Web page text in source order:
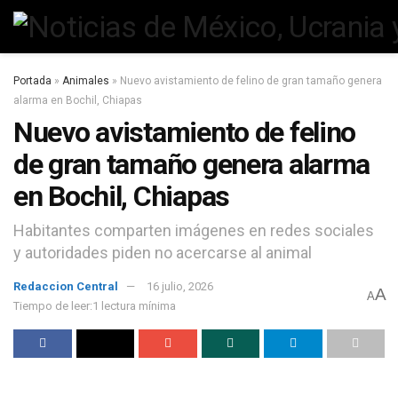
Portada » Animales » Nuevo avistamiento de felino de gran tamaño genera
alarma en Bochil, Chiapas
Nuevo avistamiento de felino
de gran tamaño genera alarma
en Bochil, Chiapas
Habitantes comparten imágenes en redes sociales
y autoridades piden no acercarse al animal
Redaccion Central
16 julio, 2026
Tiempo de leer:1 lectura mínima
AA